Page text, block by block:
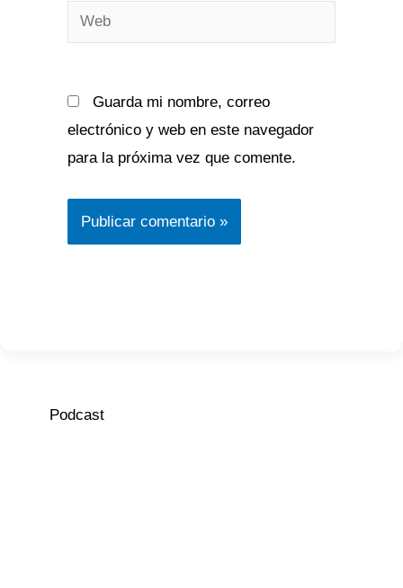
Web
Guarda mi nombre, correo
electrónico y web en este navegador
para la próxima vez que comente.
Podcast